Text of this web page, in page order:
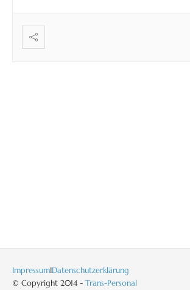
ImpressumIDatenschutzerklärung
© Copyright 2014 - Trans-Personal